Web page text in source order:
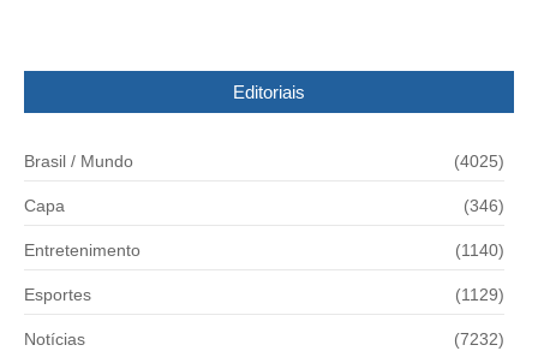
Editoriais
Brasil / Mundo (4025)
Capa (346)
Entretenimento (1140)
Esportes (1129)
Notícias (7232)